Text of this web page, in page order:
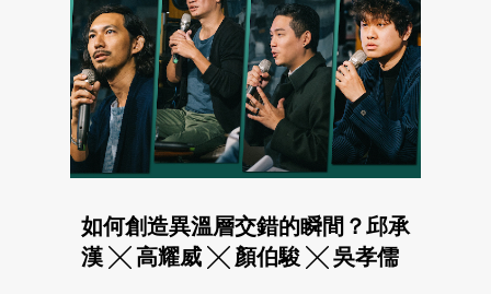
如何創造異溫層交錯的瞬間？邱承
漢 ╳ 高耀威 ╳ 顏伯駿 ╳ 吳孝儒